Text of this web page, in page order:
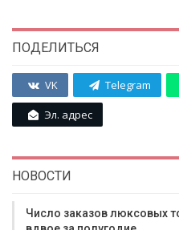
ПОДЕЛИТЬСЯ
VK Telegram
Эл. адрес
НОВОСТИ
Число заказов люксовых